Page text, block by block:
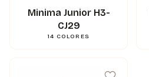
Minima Junior H3-
CJ29
14 COLORES